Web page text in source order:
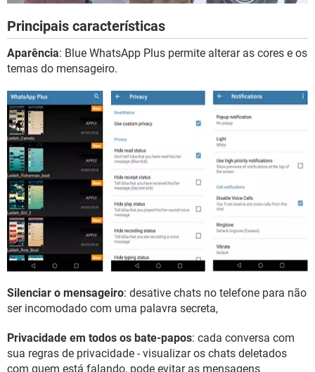
Principais características
Aparência: Blue WhatsApp Plus permite alterar as cores e os
temas do mensageiro.
Silenciar o mensageiro: desative chats no telefone para não
ser incomodado com uma palavra secreta,
Privacidade em todos os bate-papos: cada conversa com
sua regras de privacidade - visualizar os chats deletados
com quem está falando, pode evitar as mensagens